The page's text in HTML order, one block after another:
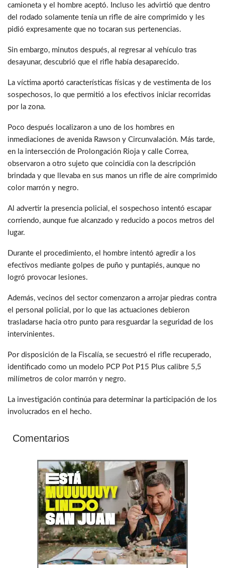
camioneta y el hombre aceptó. Incluso les advirtió que dentro
del rodado solamente tenía un rifle de aire comprimido y les
pidió expresamente que no tocaran sus pertenencias.
Sin embargo, minutos después, al regresar al vehículo tras
desayunar, descubrió que el rifle había desaparecido.
La víctima aportó características físicas y de vestimenta de los
sospechosos, lo que permitió a los efectivos iniciar recorridas
por la zona.
Poco después localizaron a uno de los hombres en
inmediaciones de avenida Rawson y Circunvalación. Más tarde,
en la intersección de Prolongación Rioja y calle Correa,
observaron a otro sujeto que coincidía con la descripción
brindada y que llevaba en sus manos un rifle de aire comprimido
color marrón y negro.
Al advertir la presencia policial, el sospechoso intentó escapar
corriendo, aunque fue alcanzado y reducido a pocos metros del
lugar.
Durante el procedimiento, el hombre intentó agredir a los
efectivos mediante golpes de puño y puntapiés, aunque no
logró provocar lesiones.
Además, vecinos del sector comenzaron a arrojar piedras contra
el personal policial, por lo que las actuaciones debieron
trasladarse hacia otro punto para resguardar la seguridad de los
intervinientes.
Por disposición de la Fiscalía, se secuestró el rifle recuperado,
identificado como un modelo PCP Pot P15 Plus calibre 5,5
milímetros de color marrón y negro.
La investigación continúa para determinar la participación de los
involucrados en el hecho.
Comentarios